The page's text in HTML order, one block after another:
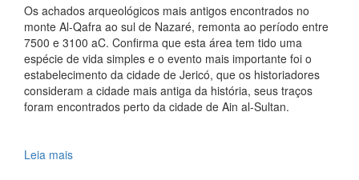
Os achados arqueológicos mais antigos encontrados no
monte Al-Qafra ao sul de Nazaré, remonta ao período entre
7500 e 3100 aC. Confirma que esta área tem tido uma
espécie de vida simples e o evento mais importante foi o
estabelecimento da cidade de Jericó, que os historiadores
consideram a cidade mais antiga da história, seus traços
foram encontrados perto da cidade de Ain al-Sultan.
Leia mais